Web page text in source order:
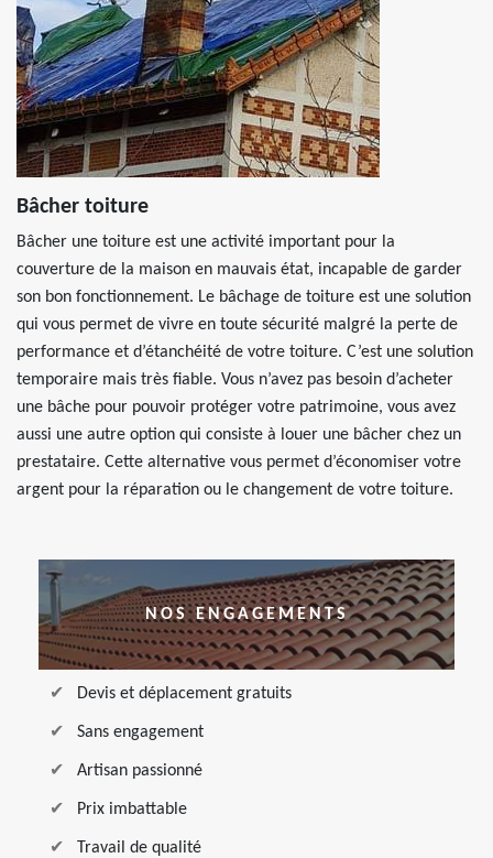
Bâcher toiture
Bâcher une toiture est une activité important pour la
couverture de la maison en mauvais état, incapable de garder
son bon fonctionnement. Le bâchage de toiture est une solution
qui vous permet de vivre en toute sécurité malgré la perte de
performance et d’étanchéité de votre toiture. C’est une solution
temporaire mais très fiable. Vous n’avez pas besoin d’acheter
une bâche pour pouvoir protéger votre patrimoine, vous avez
aussi une autre option qui consiste à louer une bâcher chez un
prestataire. Cette alternative vous permet d’économiser votre
argent pour la réparation ou le changement de votre toiture.
NOS ENGAGEMENTS
Devis et déplacement gratuits
Sans engagement
Artisan passionné
Prix imbattable
Travail de qualité